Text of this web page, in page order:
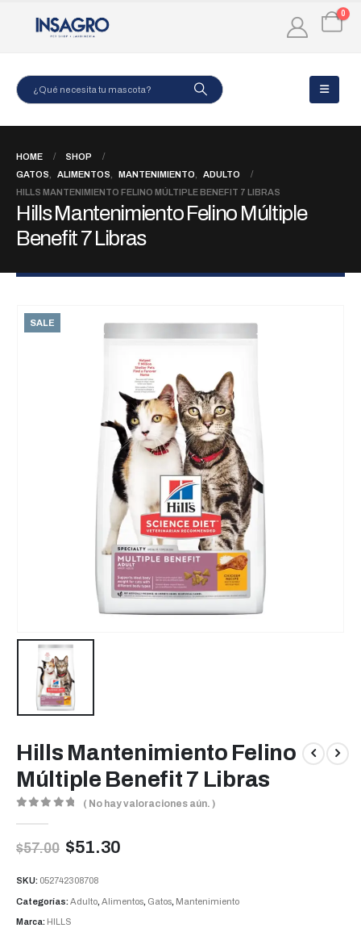
0
HOME
SHOP
GATOS
ALIMENTOS MANTENIMIENTO
ADULTO
HILLS MANTENIMIENTO FELINO MÚLTIPLE BENEFIT 7 LIBRAS
Hills Mantenimiento Felino Múltiple
Benefit 7 Libras
SALE
Hills Mantenimiento Felino
Múltiple Benefit 7 Libras
( No hay valoraciones aún. )
$57.00 $51.30
SKU: 052742308708
Categorías:Adulto, Alimentos, Gatos, Mantenimiento
Marca: HILLS